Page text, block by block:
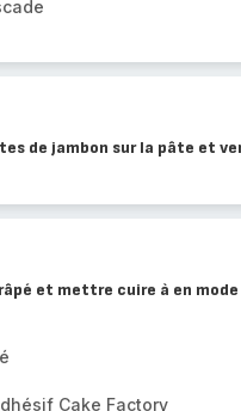
de jambon sur la pâte et
et mettre cuire à en
Cake Factory